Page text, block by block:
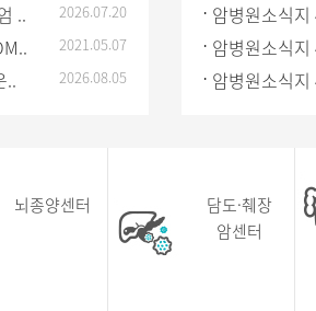
.. 2026.07.20
2021.05.07
.. 2026.08.05
암병원소식
암병원소식
암병원소식
뇌종양센터
담도·췌장
암센터